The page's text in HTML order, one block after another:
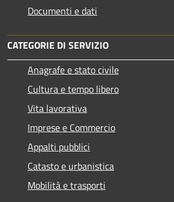
Documenti e dati
CATEGORIE DI SERVIZIO
Anagrafe e stato civile
Cultura e tempo libero
Vita lavorativa
Imprese e Commercio
Appalti pubblici
Catasto e urbanistica
Mobilità e trasporti